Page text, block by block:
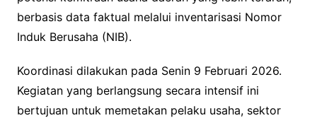
berbasis data faktual melalui inventarisasi Nomor
Induk Berusaha (NIB).
Koordinasi dilakukan pada Senin 9 Februari 2026.
Kegiatan yang berlangsung secara intensif ini
bertujuan untuk memetakan pelaku usaha, sektor